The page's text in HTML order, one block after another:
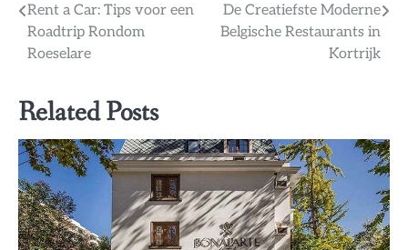
Bericht
navigatie
Rent a Car: Tips voor een
Roadtrip Rondom
Roeselare
De Creatiefste Moderne
Belgische Restaurants in
Kortrijk
Related Posts